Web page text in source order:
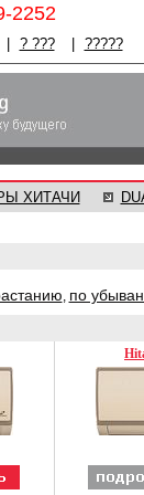
2252
? ??? ?????
ХИТАЧИ
, по